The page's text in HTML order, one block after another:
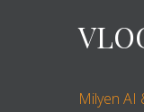
Milyen AI